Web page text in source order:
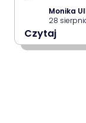
Monika
28
Czytaj